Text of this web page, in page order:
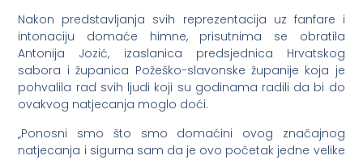
Nakon predstavljanja svih reprezentacija uz fanfare i
intonaciju domaće himne, prisutnima se obratila
Antonija Jozić, izaslanica predsjednica Hrvatskog
sabora i županica Požeško-slavonske županije koja je
pohvalila rad svih ljudi koji su godinama radili da bi do
ovakvog natjecanja moglo doći.
„Ponosni smo što smo domaćini ovog značajnog
natjecanja i sigurna sam da je ovo početak jedne velike